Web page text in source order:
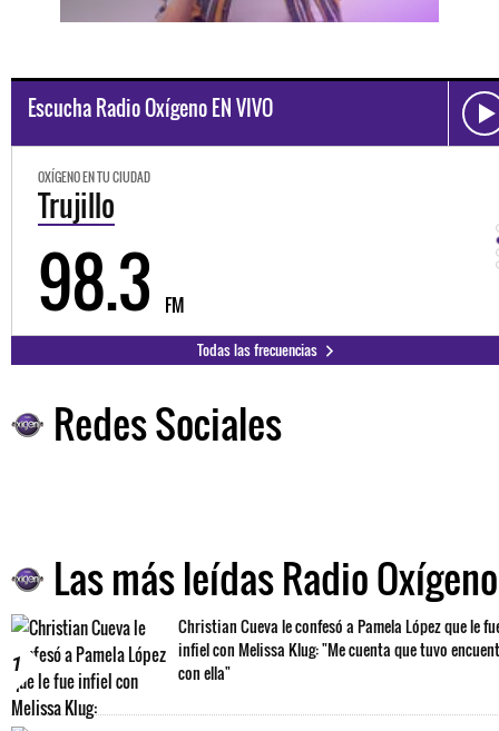
Escucha Radio Oxígeno EN VIVO
OXÍGENO EN TU CIUDAD
Trujillo
98.3 FM
Todas las frecuencias
Redes Sociales
Las más leídas Radio Oxígeno
1
Christian Cueva le confesó a Pamela López que le
infiel con Melissa Klug: "Me cuenta que tuvo
con ella"